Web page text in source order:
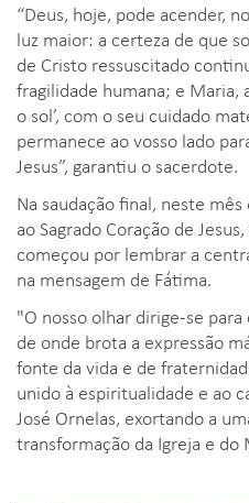
“Deus, hoje, pode acender,
luz maior: a certeza de que
de Cristo ressuscitado
fragilidade humana; e Maria,
o sol’, com o seu cuidado
permanece ao vosso lado
Jesus”, garantiu o sacerdote.
Na saudação final, neste
ao Sagrado Coração de
começou por lembrar a
na mensagem de Fátima.
"O nosso olhar dirige-se
de onde brota a expressão
fonte da vida e de
unido à espiritualidade e ao
José Ornelas, exortando a
transformação da Igreja e do